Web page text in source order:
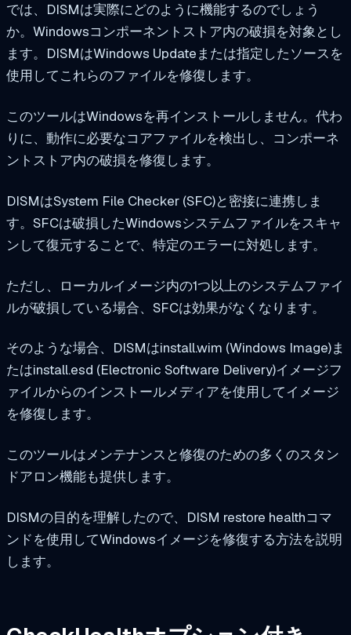
では、DISMは実際にどのように機能するのでしょう
か。Windowsコンポーネントストア内の破損を対象とし
ます。DISMはWindows Updateまたは指定したソースを
使用してこれらのファイルを修復します。
このツールはWindowsを再インストールしません。代わ
りに、動作に必要なコアファイルを検出し、コンポーネ
ントストア内の破損を修復します。
DISMはSystem File Checker (SFC)と密接に連携しま
す。SFCは破損したWindowsシステムファイルをスキャ
ンして復元することで、特定のエラーに対処します。
ただし、ローカルイメージ内の1つ以上のシステムファイ
ルが破損している場合、SFCは効果がなくなります。
そのような場合、DISMはinstall.wim (Windows Image)ま
たはinstall.esd (Electronic Software Delivery)イメージフ
ァイルからのインストールメディアを使用してイメージ
を修復します。
このツールはメンテナンスと修復のための多くのスタン
ドアロン機能も提供します。
DISMの目的を理解したので、DISM restore healthコマ
ンドを使用してWindowsイメージを修復する方法を説明
します。